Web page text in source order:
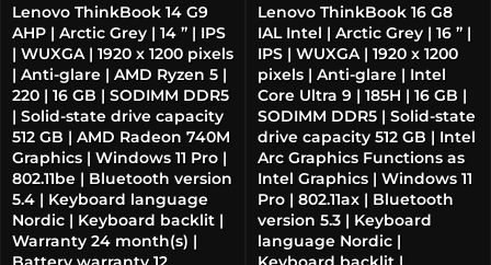
Lenovo ThinkBook 14 G9
AHP | Arctic Grey | 14 ” | IPS
| WUXGA | 1920 x 1200 pixels
| Anti-glare | AMD Ryzen 5 |
220 | 16 GB | SODIMM DDR5
| Solid-state drive capacity
512 GB | AMD Radeon 740M
Graphics | Windows 11 Pro |
802.11be | Bluetooth version
5.4 | Keyboard language
Nordic | Keyboard backlit |
Warranty 24 month(s) |
Lenovo ThinkBook 16 G8
IAL Intel | Arctic Grey | 16 ” |
IPS | WUXGA | 1920 x 1200
pixels | Anti-glare | Intel
Core Ultra 9 | 185H | 16 GB |
SODIMM DDR5 | Solid-state
drive capacity 512 GB | Intel
Arc Graphics Functions as
Intel Graphics | Windows 11
Pro | 802.11ax | Bluetooth
version 5.3 | Keyboard
language Nordic |